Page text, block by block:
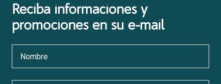
Reciba informaciones y
promociones en su e-mail